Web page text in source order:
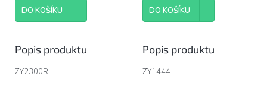
DO KOŠÍKU
Popis produktu
ZY2300R
DO KOŠÍKU
Popis produktu
ZY1444